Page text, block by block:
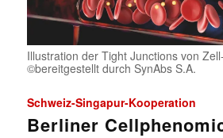
Illustration der Tight Junctions von
©bereitgestellt durch SynAbs S.A.
Schweiz-Singapur-Kooperation
Berliner